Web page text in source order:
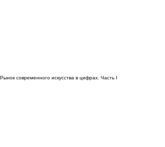
Рынок современного искусства в цифрах. Часть I